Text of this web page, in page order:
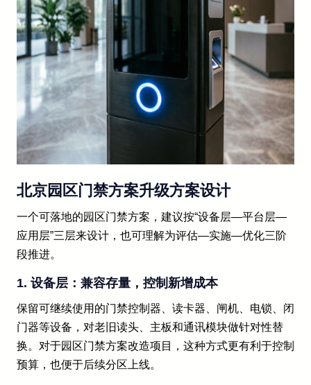
北京园区门禁方案升级方案设计
一个可落地的园区门禁方案，建议按“设备层—平台层—
应用层”三层来设计，也可理解为评估—实施—优化三阶
段推进。
1. 设备层：兼容存量，控制新增成本
保留可继续使用的门禁控制器、读卡器、闸机、电锁、闭
门器等设备，对老旧读头、主板和通讯模块做针对性替
换。对于园区门禁方案改造项目，这种方式更有利于控制
预算，也便于后续分区上线。